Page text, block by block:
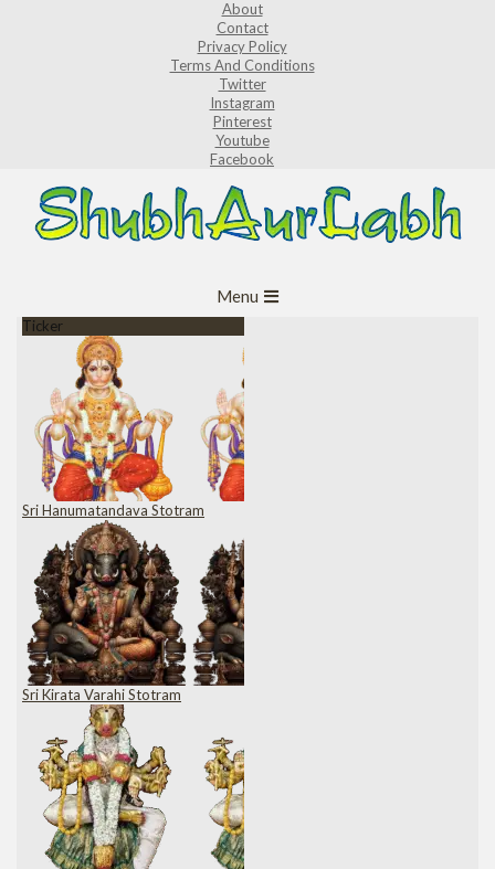
About
Contact
Privacy Policy
Terms And Conditions
Twitter
Instagram
Pinterest
Youtube
Facebook
Navigation
Menu
Ticker
Sri Hanumatandava Stotram
Sri Kirata Varahi Stotram